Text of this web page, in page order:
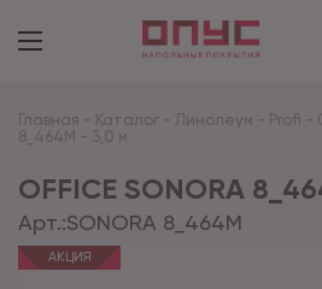
Главная - Каталог - Линолеум - Profi -
8_464M - 3,0 м
OFFICE SONORA
Арт.:SONORA 8_464M
АКЦИЯ